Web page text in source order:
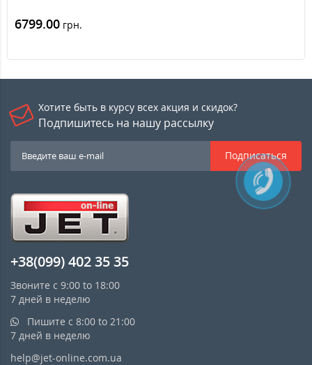
6799.00 грн.
Хотите быть в курсу всех акция и скидок?
Подпишитесь на нашу рассылку
Подписаться
+38(099) 402 35 35
Звоните с 9:00 to 18:00
7 дней в неделю
Пишите с 8:00 to 21:00
7 дней в неделю
help@jet-online.com.ua